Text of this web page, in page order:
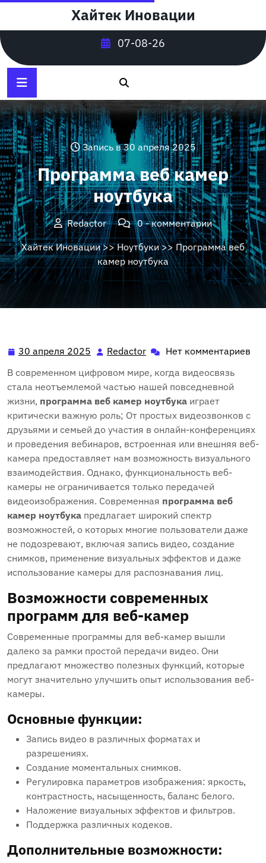
содержимому
Хайтек Иновации
07-08-26
Запись в 30 апреля 2025
Программа веб камер
ноутбука
Redactor
0 - комментарии
Хайтек Иновации>>Ноутбуки>> Программа веб
камер ноутбука
30 апреля 2025 30
2025
Redactor Redactor
Нет комментариев
В современном цифровом мире, когда видеосвязь
стала неотъемлемой частью нашей повседневной
жизни, программа веб камер ноутбука играет
критически важную роль; От простых видеозвонков с
друзьями и семьей до участия в онлайн-конференциях
и проведения вебинаров, встроенная или внешняя веб-
камера предоставляет нам возможность визуального
взаимодействия. Однако, функциональность веб-
камеры не ограничивается только передачей
видеоизображения. Современная программа веб
камер ноутбука предлагает широкий спектр
возможностей, о которых многие пользователи даже
не подозревают, включая запись видео, создание
снимков, применение визуальных эффектов и даже
использование камеры для распознавания лиц.
Возможности современных
программ для веб-камер
Современные программы для веб-камер вышли
далеко за рамки простой передачи видео. Они
предлагают множество полезных функций, которые
могут значительно улучшить опыт использования веб-
камеры.
Основные функции:
Запись видео в различных форматах и
разрешениях.
Создание моментальных снимков.
Регулировка параметров изображения: яркость,
контрастность, насыщенность, баланс белого.
Наложение визуальных эффектов и фильтров.
Поддержка различных кодеков.
Дополнительные возможности: